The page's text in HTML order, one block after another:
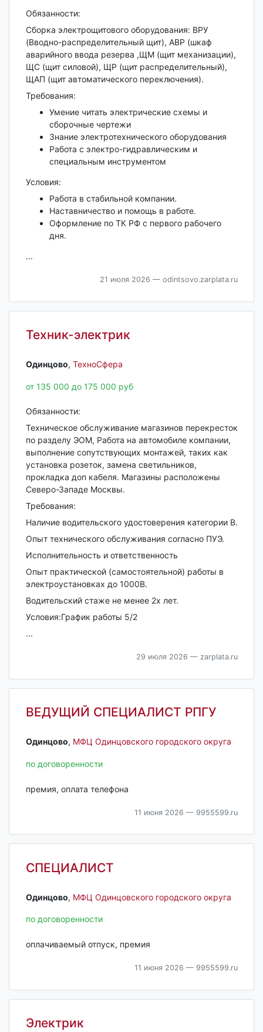
Обязанности:
Сборка электрощитового оборудования: ВРУ
(Вводно-распределительный щит), АВР (шкаф
аварийного ввода резерва ,ЩМ (щит механизации),
ЩС (щит силовой), ЩР (щит распределительный),
ЩАП (щит автоматического переключения).
Требования:
Умение читать электрические схемы и
сборочные чертежи
Знание электротехнического оборудования
Работа с электро-гидравлическим и
специальным инструментом
Условия:
Работа в стабильной компании.
Наставничество и помощь в работе.
Оформление по ТК РФ с первого рабочего
дня.
...
21 июля 2026 — odintsovo.zarplata.ru
Техник-электрик
Одинцово‎, ТехноСфера
от 135 000 до 175 000 руб
Обязанности:
Техническое обслуживание магазинов перекресток
по разделу ЭОМ, Работа на автомобиле компании,
выполнение сопутствующих монтажей, таких как
установка розеток, замена светильников,
прокладка доп кабеля. Магазины расположены
Северо-Западе Москвы.
Требования:
Наличие водительского удостоверения категории В.
Опыт технического обслуживания согласно ПУЭ.
Исполнительность и ответственность
Опыт практической (самостоятельной) работы в
электроустановках до 1000В.
Водительский стаже не менее 2х лет.
Условия:График работы 5/2
...
29 июля 2026 — zarplata.ru
ВЕДУЩИЙ СПЕЦИАЛИСТ РПГУ
Одинцово‎, МФЦ Одинцовского городского округа
по договоренности
премия, оплата телефона
11 июня 2026 — 9955599.ru
СПЕЦИАЛИСТ
Одинцово‎, МФЦ Одинцовского городского округа
по договоренности
оплачиваемый отпуск, премия
11 июня 2026 — 9955599.ru
Электрик